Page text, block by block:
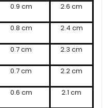
0.9 cm 2.6 cm
0.8 cm 2.4 cm
0.7 cm 2.3 cm
0.7 cm 2.2 cm
0.6 cm 2.1 cm